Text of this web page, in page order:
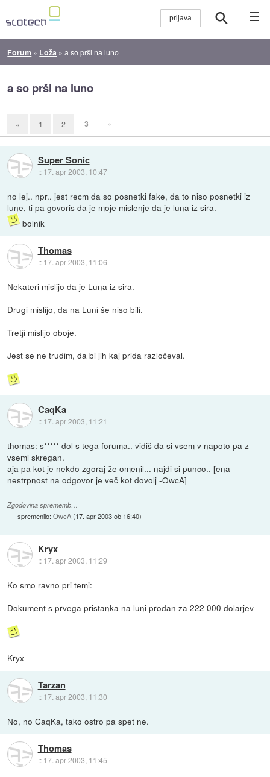
☰
Forum » Loža »a so pršl na luno
a so pršl na luno
« 1 2 3 »
Super Sonic
:: 17. apr 2003, 10:47
no lej.. npr.. jest recm da so posnetki fake, da to niso posnetki iz
lune, ti pa govoris da je moje mislenje da je luna iz sira.
bolnik
Thomas
:: 17. apr 2003, 11:06
Nekateri mislijo da je Luna iz sira.
Drugi mislijo, da na Luni še niso bili.
Tretji mislijo oboje.
Jest se ne trudim, da bi jih kaj prida razločeval.
CaqKa
:: 17. apr 2003, 11:21
thomas: s***** dol s tega foruma.. vidiš da si vsem v napoto pa z
vsemi skregan.
aja pa kot je nekdo zgoraj že omenil... najdi si punco.. [ena
nestrpnost na odgovor je več kot dovolj -OwcA]
Zgodovina sprememb…
spremenilo:OwcA(17. apr 2003 ob 16:40)
Kryx
:: 17. apr 2003, 11:29
Ko smo ravno pri temi:
Dokument s prvega pristanka na luni prodan za 222 000 dolarjev
Kryx
Tarzan
:: 17. apr 2003, 11:30
No, no CaqKa, tako ostro pa spet ne.
Thomas
:: 17. apr 2003, 11:45